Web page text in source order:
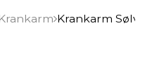
Krankarm Krankarm Sølv